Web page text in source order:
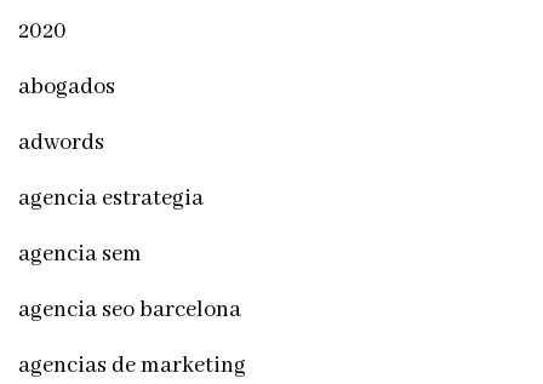
2020
abogados
adwords
agencia estrategia
agencia sem
agencia seo barcelona
agencias de marketing